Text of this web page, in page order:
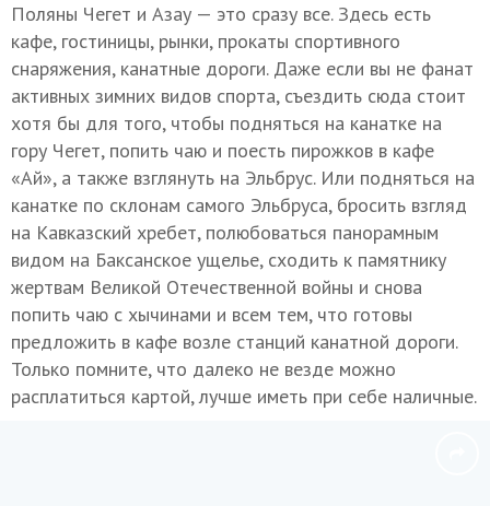
Поляны Чегет и Азау — это сразу все. Здесь есть
кафе, гостиницы, рынки, прокаты спортивного
снаряжения, канатные дороги. Даже если вы не фанат
активных зимних видов спорта, съездить сюда стоит
хотя бы для того, чтобы подняться на канатке на
гору Чегет, попить чаю и поесть пирожков в кафе
«Ай», а также взглянуть на Эльбрус. Или подняться на
канатке по склонам самого Эльбруса, бросить взгляд
на Кавказский хребет, полюбоваться панорамным
видом на Баксанское ущелье, сходить к памятнику
жертвам Великой Отечественной войны и снова
попить чаю с хычинами и всем тем, что готовы
предложить в кафе возле станций канатной дороги.
Только помните, что далеко не везде можно
расплатиться картой, лучше иметь при себе наличные.